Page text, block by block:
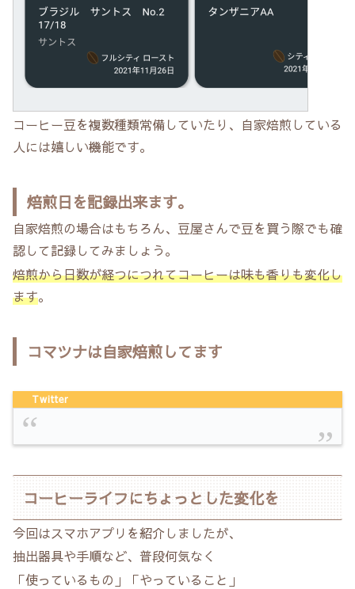
コーヒー豆を複数種類常備していたり、自家焙煎している
人には嬉しい機能です。
焙煎日を記録出来ます。
自家焙煎の場合はもちろん、豆屋さんで豆を買う際でも確
認して記録してみましょう。
焙煎から日数が経つにつれてコーヒーは味も香りも変化し
ます。
コマツナは自家焙煎してます
Twitter
コーヒーライフにちょっとした変化を
今回はスマホアプリを紹介しましたが、
抽出器具や手順など、普段何気なく
「使っているもの」「やっていること」